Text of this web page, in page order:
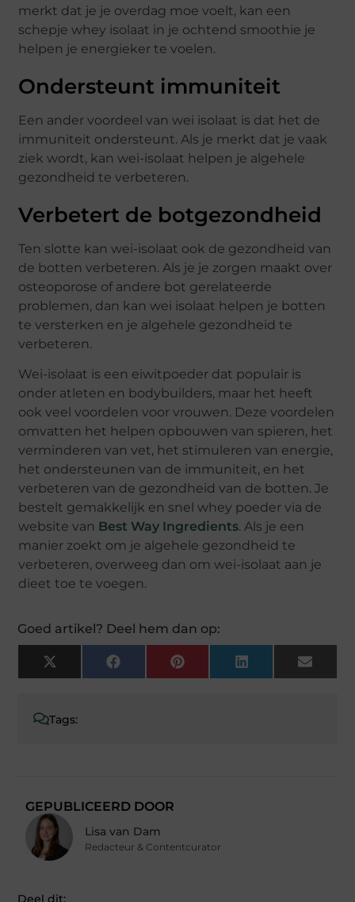
merkt dat je je overdag moe voelt, kan een
schepje whey isolaat in je ochtend smoothie je
helpen je energieker te voelen.
Ondersteunt immuniteit
Een ander voordeel van wei isolaat is dat het de
immuniteit ondersteunt. Als je merkt dat je vaak
ziek wordt, kan wei-isolaat helpen je algehele
gezondheid te verbeteren.
Verbetert de botgezondheid
Ten slotte kan wei-isolaat ook de gezondheid van
de botten verbeteren. Als je je zorgen maakt over
osteoporose of andere bot gerelateerde
problemen, dan kan wei isolaat helpen je botten
te versterken en je algehele gezondheid te
verbeteren.
Wei-isolaat is een eiwitpoeder dat populair is
onder atleten en bodybuilders, maar het heeft
ook veel voordelen voor vrouwen. Deze voordelen
omvatten het helpen opbouwen van spieren, het
verminderen van vet, het stimuleren van energie,
het ondersteunen van de immuniteit, en het
verbeteren van de gezondheid van de botten. Je
bestelt gemakkelijk en snel whey poeder via de
website van Best Way Ingredients. Als je een
manier zoekt om je algehele gezondheid te
verbeteren, overweeg dan om wei-isolaat aan je
dieet toe te voegen.
Goed artikel? Deel hem dan op:
X
(Twitter)
Facebook Pinterest LinkedIn Email
Tags:
GEPUBLICEERD DOOR
Lisa van Dam
Redacteur & Contentcurator
Deel dit: